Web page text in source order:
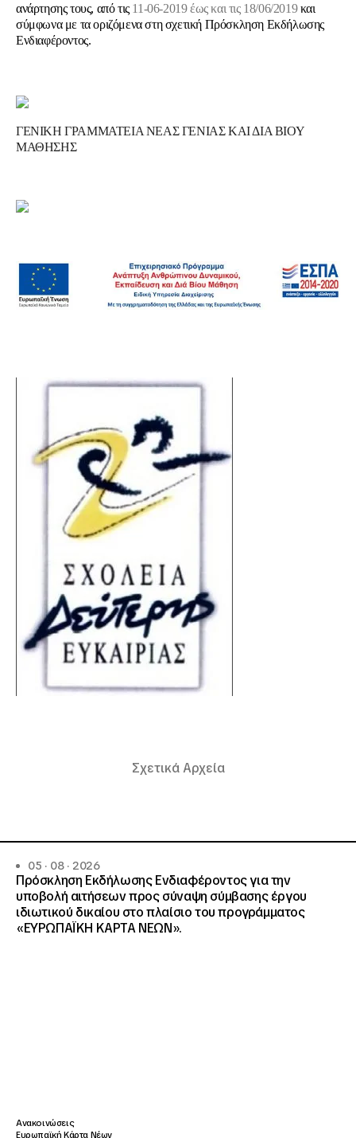
ανάρτησης τους, από τις 11-06-2019 έως και τις 18/06/2019και
σύμφωνα με τα οριζόμενα στη σχετική Πρόσκληση Εκδήλωσης
Ενδιαφέροντος.
ΓΕΝΙΚΗ ΓΡΑΜΜΑΤΕΙΑ ΝΕΑΣ ΓΕΝΙΑΣ ΚΑΙ ΔΙΑ ΒΙΟΥ
ΜΑΘΗΣΗΣ
Σχετικά Αρχεία
05 · 08 · 2026
Πρόσκληση Εκδήλωσης Ενδιαφέροντος για την
υποβολή αιτήσεων προς σύναψη σύμβασης έργου
ιδιωτικού δικαίου στο πλαίσιο του προγράμματος
«ΕΥΡΩΠΑΪΚΗ ΚΑΡΤΑ ΝΕΩΝ».
Ανακοινώσεις
Ευρωπαϊκή Κάρτα Νέων